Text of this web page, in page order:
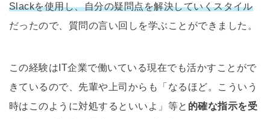
Slackを使用し、自分の疑問点を解決していくスタイル
だったので、質問の言い回しを学ぶことができました。
この経験はIT企業で働いている現在でも活かすことがで
きているので、先輩や上司からも「なるほど。こういう
時はこのように対処するといいよ」等と 的確な指示を受